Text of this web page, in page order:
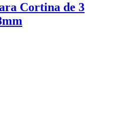
Cortina de 3